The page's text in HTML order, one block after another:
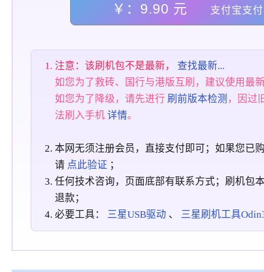
￥：9.90 元 支付宝支付
注意：该刷机包不是最新， 查找最新...
如您为了救砖、国行与港版互刷，建议使用最
如您为了降级，请先进行 刷前版本检测 ，因过
法刷入手机详情。
本网无须注册会员，直接支付即可；如果您已
请 点此验证 ；
任何技术咨询，页面底部有联系方式；刷机包
退款；
必要工具： 三星USB驱动 、 三星刷机工具